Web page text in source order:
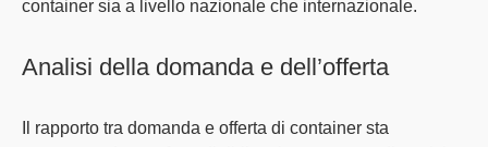
container sia a livello nazionale che internazionale.
Analisi della domanda e dell’offerta
Il rapporto tra domanda e offerta di container sta